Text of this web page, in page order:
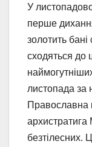
У
перше
золотить
сходяться до
листопада за
Православна
безтілесних.